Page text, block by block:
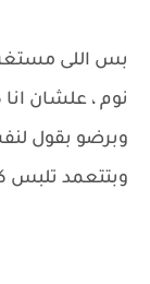
بس اللى
نوم ، علشان
وبرضو بقول
وبتتعمد تلبس